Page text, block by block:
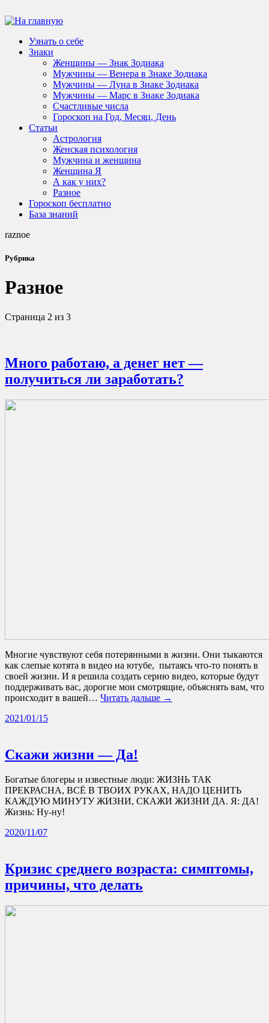
Узнать о себе
Знаки
Женщины — Знак Зодиака
Мужчины — Венера в Знаке Зодиака
Мужчины — Луна в Знаке Зодиака
Мужчины — Марс в Знаке Зодиака
Счастливые числа
Гороскоп на Год, Месяц, День
Статьи
Астрология
Женская психология
Мужчина и женщина
Женщина Я
А как у них?
Разное
Гороскоп бесплатно
База знаний
raznoe
Рубрика
Разное
Страница 2 из 3
Много работаю, а денег нет —
получиться ли заработать?
Многие чувствуют себя потерянными в жизни. Они тыкаются
как слепые котята в видео на ютубе, пытаясь что-то понять в
своей жизни. И я решила создать серию видео, которые будут
поддерживать вас, дорогие мои смотрящие, объяснять вам, что
происходит в вашей… Читать дальше →
2021/01/15
Скажи жизни — Да!
Богатые блогеры и известные люди: ЖИЗНЬ ТАК
ПРЕКРАСНА, ВСЁ В ТВОИХ РУКАХ, НАДО ЦЕНИТЬ
КАЖДУЮ МИНУТУ ЖИЗНИ, СКАЖИ ЖИЗНИ ДА. Я: ДА!
Жизнь: Ну-ну!
2020/11/07
Кризис среднего возраста: симптомы,
причины, что делать